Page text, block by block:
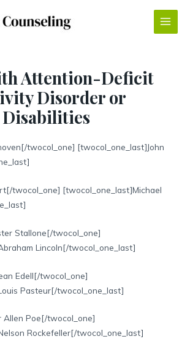
Main
Attention-Deficit
Disorder or
twocol_one] [twocol_one_last]John
twocol_one] [twocol_one_last]Michael
Stallone[/twocol_one]
Lincoln[/twocol_one_last]
Edell[/twocol_one]
Pasteur[/twocol_one_last]
Allen Poe[/twocol_one]
Rockefeller[/twocol_one_last]